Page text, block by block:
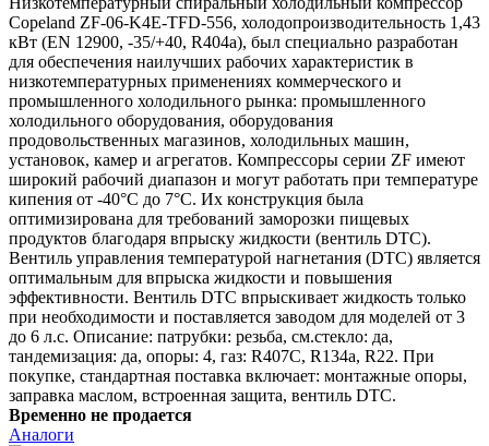
Copeland ZF-06-K4E-TFD-556, холодопроизводительность 1,43
кВт (EN 12900, -35/+40, R404a), был специально разработан
для обеспечения наилучших рабочих характеристик в
низкотемпературных применениях коммерческого и
промышленного холодильного рынка: промышленного
холодильного оборудования, оборудования
продовольственных магазинов, холодильных машин,
установок, камер и агрегатов. Компрессоры серии ZF имеют
широкий рабочий диапазон и могут работать при температуре
кипения от -40°C до 7°C. Их конструкция была
оптимизирована для требований заморозки пищевых
продуктов благодаря впрыску жидкости (вентиль DTC).
Вентиль управления температурой нагнетания (DTC) является
оптимальным для впрыска жидкости и повышения
эффективности. Вентиль DTC впрыскивает жидкость только
при необходимости и поставляется заводом для моделей от 3
до 6 л.с. Описание: патрубки: резьба, см.стекло: да,
тандемизация: да, опоры: 4, газ: R407C, R134a, R22. При
покупке, стандартная поставка включает: монтажные опоры,
заправка маслом, встроенная защита, вентиль DTC.
Временно не продается
Аналоги